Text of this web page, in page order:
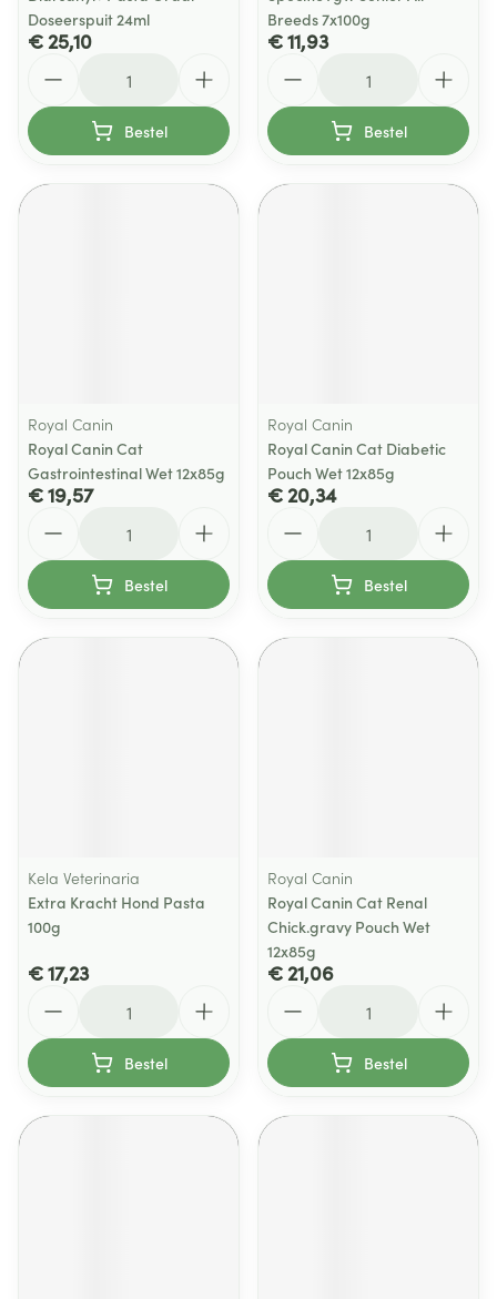
Doseerspuit 24ml
€ 25,10
Bestel
Breeds 7x100g
€ 11,93
Bestel
Royal Canin
Royal Canin Cat
Gastrointestinal Wet 12x85g
€ 19,57
Bestel
Royal Canin
Royal Canin Cat Diabetic
Pouch Wet 12x85g
€ 20,34
Bestel
Kela Veterinaria
Extra Kracht Hond Pasta
100g
€ 17,23
Bestel
Royal Canin
Royal Canin Cat Renal
Chick.gravy Pouch Wet
12x85g
€ 21,06
Bestel